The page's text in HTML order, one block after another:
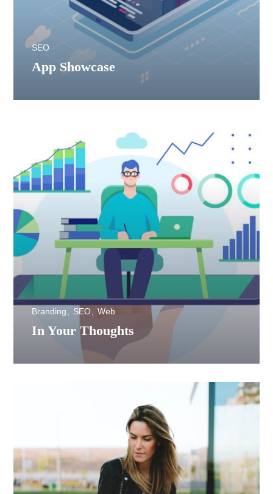
App Showcase
SEO
In Your Thoughts
Branding SEO Web